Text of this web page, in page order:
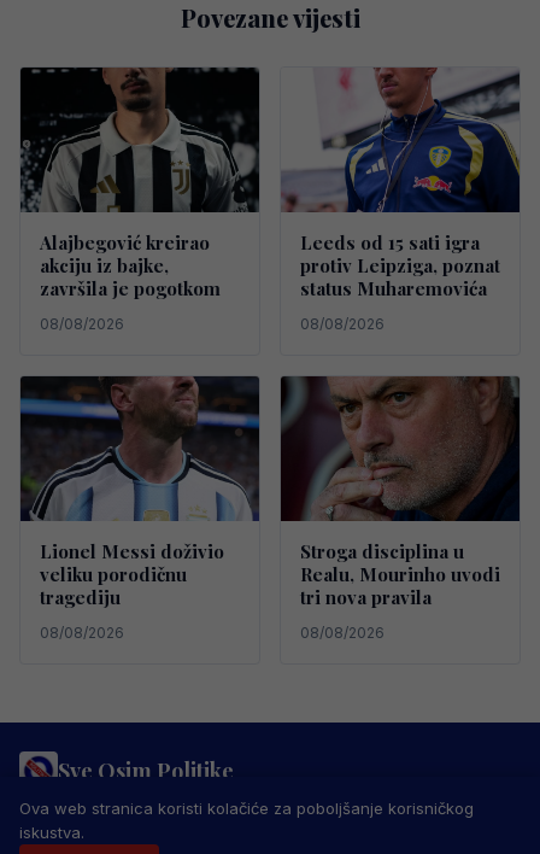
Povezane vijesti
Alajbegović kreirao
akciju iz bajke,
završila je pogotkom
08/08/2026
Leeds od 15 sati igra
protiv Leipziga, poznat
status Muharemovića
08/08/2026
Lionel Messi doživio
veliku porodičnu
tragediju
08/08/2026
Stroga disciplina u
Realu, Mourinho uvodi
tri nova pravila
08/08/2026
Sve Osim Politike
PRAVILA PRIVATNOSTIMARKETING USLOVI KORIŠTENJA
IMPRESSUM
© 2026 Sve Osim Politike. Sva prava zadržana.
Ova web stranica koristi kolačiće za poboljšanje korisničkog
iskustva.